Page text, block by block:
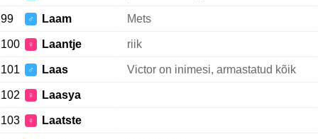
99 ♂ Laam Mets
100 ♀ Laantje riik
101 ♂ Laas Victor on inimesi, armastatud kõik
102 ♀ Laasya
103 ♀ Laatste